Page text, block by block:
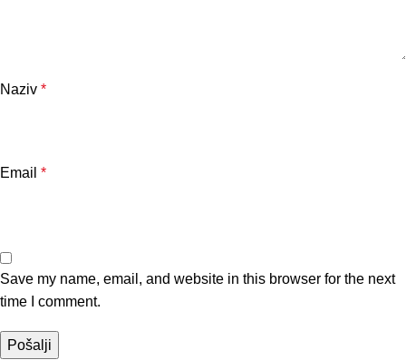
Naziv *
Email *
Save my name, email, and website in this browser for the next
time I comment.